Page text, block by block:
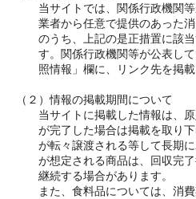
当サイトでは、関係行政機関
業者から任意で提供のあった
のうち、上記の是正措置に該
す。関係行政機関等が公表し
照情報」欄に、リンク先を掲載
（２）情報の掲載期間について
当サイトに掲載した情報は、
が完了した場合は掲載を取り
が転々譲渡される等して長期
が想定される商品は、回収完
継続する場合があります。
また、食料品については、消